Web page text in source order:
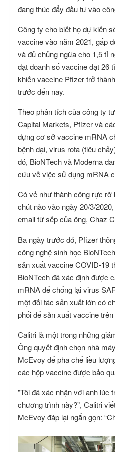
đang thúc đẩy đầu tư vào
Công ty cho biết họ dự kiến
vaccine vào năm 2021, gấp
và đủ chủng ngừa cho 1,5 tỉ
đạt doanh số vaccine đạt 26
khiến vaccine Pfizer trở
trước đến nay.
Theo phân tích của công ty
Capital Markets, Pfizer và
dựng cơ sở vaccine mRNA
bệnh dại, virus rota (tiêu
đó, BioNTech và Moderna
cứu về việc sử dụng mRNA
Có vẻ như thành công rực rỡ
chút nào vào ngày 20/3/
email từ sếp của ông, Chaz
Ba ngày trước đó, Pfizer
công nghệ sinh học
sản xuất vaccine COVID-19
BioNTech đã xác định được
mRNA để chống lại virus
một đối tác sản xuất lớn có
phối để sản xuất vaccine
Calitri là một trong những
Ông quyết định chọn nhà
McEvoy để pha chế liều
các hộp vaccine được bảo
"Tôi đã xác nhận với anh lúc
chương trình này?”, Calitri
McEvoy đáp lại ngắn gọn: